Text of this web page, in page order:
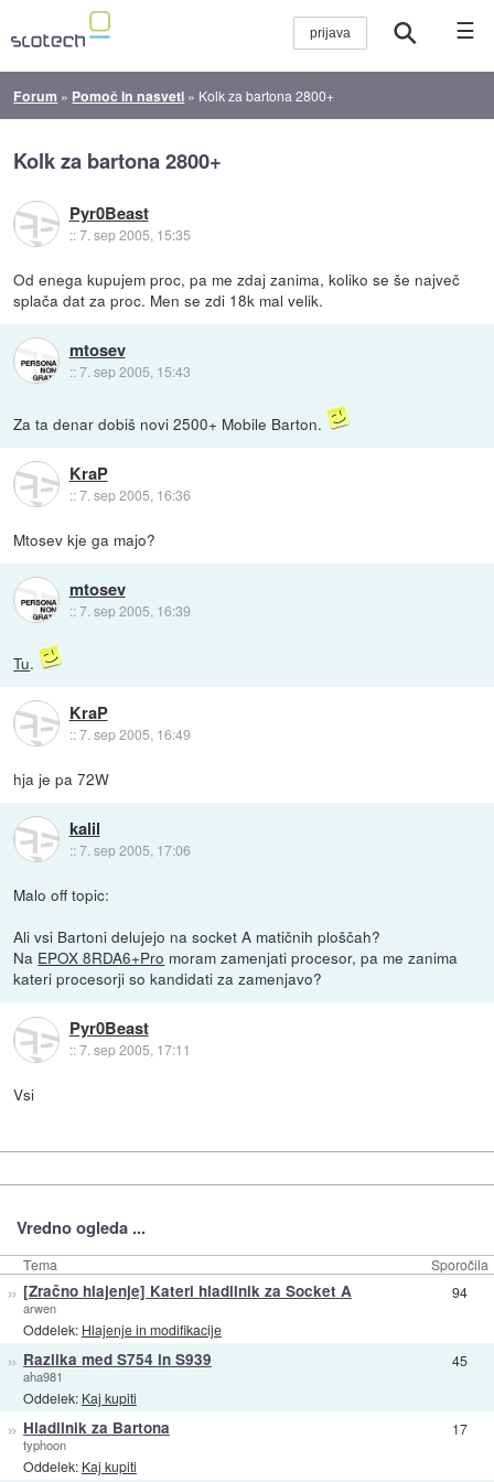
☰
Forum » Pomoč in nasveti » Kolk za bartona 2800+
Kolk za bartona 2800+
Pyr0Beast
::7. sep 2005, 15:35
Od enega kupujem proc, pa me zdaj zanima, koliko se še največ
splača dat za proc. Men se zdi 18k mal velik.
mtosev
::7. sep 2005, 15:43
Za ta denar dobiš novi 2500+ Mobile Barton.
KraP
::7. sep 2005, 16:36
Mtosev kje ga majo?
mtosev
::7. sep 2005, 16:39
Tu.
KraP
::7. sep 2005, 16:49
hja je pa 72W
kalil
::7. sep 2005, 17:06
Malo off topic:
Ali vsi Bartoni delujejo na socket A matičnih ploščah?
Na EPOX 8RDA6+Pro moram zamenjati procesor, pa me zanima
kateri procesorji so kandidati za zamenjavo?
Pyr0Beast
::7. sep 2005, 17:11
Vsi
Vredno ogleda ...
Tema Sporočila
» [Zračno hlajenje] Kateri hladilnik za Socket A
arwen
Oddelek: Hlajenje in modifikacije
94
» Razlika med S754 in S939
aha981
Oddelek: Kaj kupiti
45
» Hladilnik za Bartona
typhoon
Oddelek: Kaj kupiti
17